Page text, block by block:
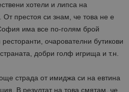
хотели и липса на
От престоя си знам, че това не е
има все по-голям брой
очарователни бутикови
добри голф игрища и т.н.
страда от имиджа си на евтина
В резултат на това смятам, че